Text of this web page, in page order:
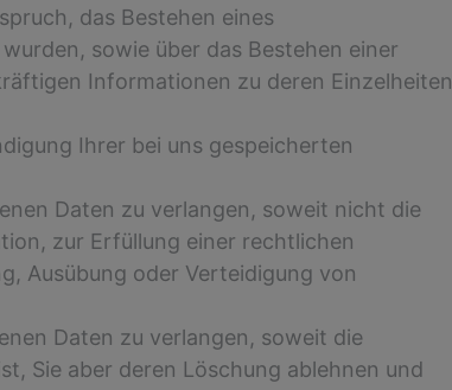
das Bestehen eines
sowie über das Bestehen einer
Informationen zu deren Einzelheiten
Ihrer bei uns gespeicherten
Daten zu verlangen, soweit nicht die
zur Erfüllung einer rechtlichen
Ausübung oder Verteidigung von
Daten zu verlangen, soweit die
Sie aber deren Löschung ablehnen und